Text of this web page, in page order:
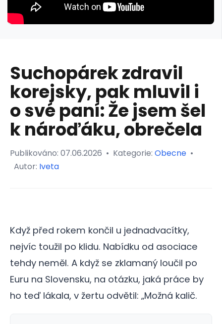
Suchopárek zdravil
korejsky, pak mluvil i
o své paní: Že jsem šel
k nároďáku, obrečela
Publikováno: 07.06.2026 • Kategorie: Obecne •
Autor: Iveta
Když před rokem končil u jednadvacítky,
nejvíc toužil po klidu. Nabídku od asociace
tehdy neměl. A když se zklamaný loučil po
Euru na Slovensku, na otázku, jaká práce by
ho teď lákala, v žertu odvětil: „Možná kalič.